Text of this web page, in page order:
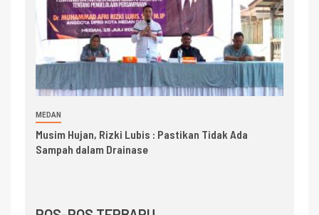
MEDAN
Musim Hujan, Rizki Lubis : Pastikan Tidak Ada
Sampah dalam Drainase